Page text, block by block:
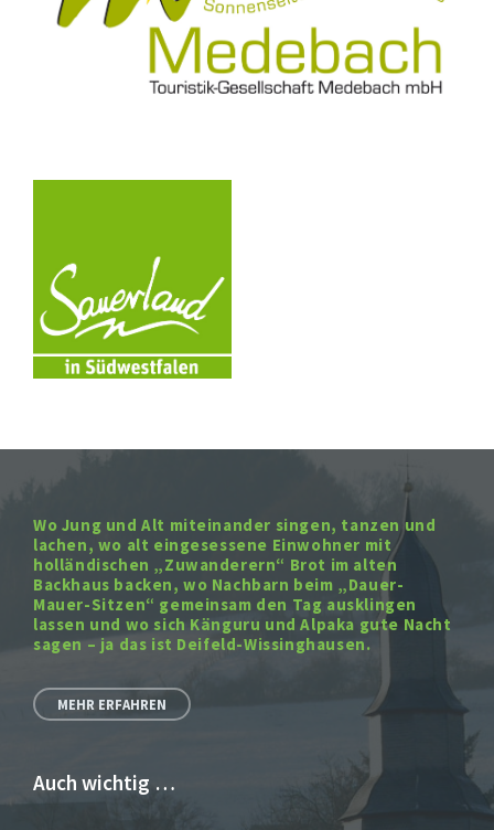
Wo Jung und Alt miteinander singen, tanzen und
lachen, wo alt eingesessene Einwohner mit
holländischen „Zuwanderern“ Brot im alten
Backhaus backen, wo Nachbarn beim „Dauer-
Mauer-Sitzen“ gemeinsam den Tag ausklingen
lassen und wo sich Känguru und Alpaka gute Nacht
sagen – ja das ist Deifeld-Wissinghausen.
MEHR ERFAHREN
Auch wichtig …